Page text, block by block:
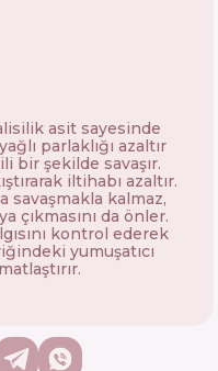
asit sayesinde
parlaklığı azaltır
bir şekilde savaşır.
iltihabı azaltır.
savaşmakla kalmaz,
çıkmasını da önler.
kontrol ederek
yumuşatıcı